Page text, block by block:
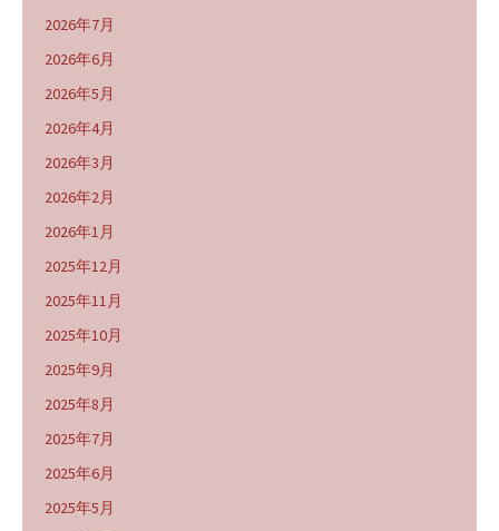
2026年7月
2026年6月
2026年5月
2026年4月
2026年3月
2026年2月
2026年1月
2025年12月
2025年11月
2025年10月
2025年9月
2025年8月
2025年7月
2025年6月
2025年5月